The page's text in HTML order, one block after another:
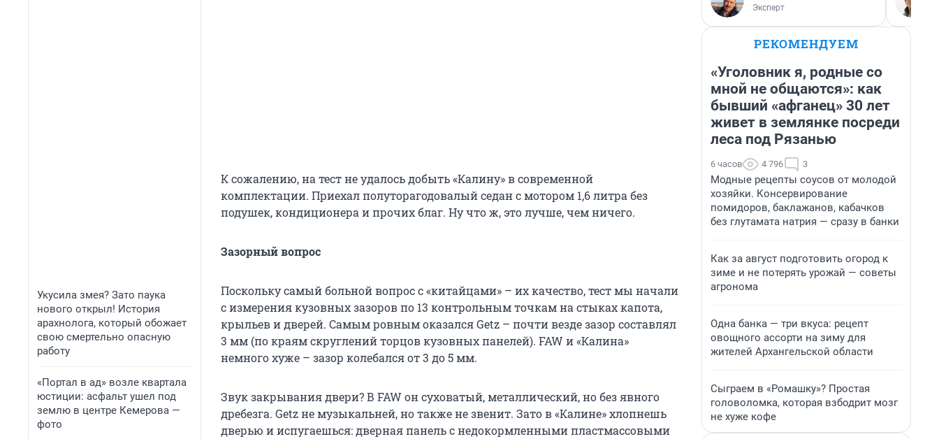
Укусила змея? Зато паука
нового открыл! История
арахнолога, который обожает
свою смертельно опасную
работу
«Портал в ад» возле квартала
юстиции: асфальт ушел под
землю в центре Кемерова —
фото
К сожалению, на тест не удалось добыть «Калину» в современной
комплектации. Приехал полуторагодовалый седан с мотором 1,6 литра без
подушек, кондиционера и прочих благ. Ну что ж, это лучше, чем ничего.
Зазорный вопрос
Поскольку самый больной вопрос с «китайцами» – их качество, тест мы начали
с измерения кузовных зазоров по 13 контрольным точкам на стыках капота,
крыльев и дверей. Самым ровным оказался Getz – почти везде зазор составлял
3 мм (по краям скруглений торцов кузовных панелей). FAW и «Калина»
немного хуже – зазор колебался от 3 до 5 мм.
Звук закрывания двери? В FAW он суховатый, металлический, но без явного
дребезга. Getz не музыкальней, но также не звенит. Зато в «Калине» хлопнешь
дверью и испугаешься: дверная панель с недокормленными пластмассовыми
Эксперт
РЕКОМЕНДУЕМ
«Уголовник я, родные со
мной не общаются»: как
бывший «афганец» 30 лет
живет в землянке посреди
леса под Рязанью
6 часов 4 796 3
Модные рецепты соусов от молодой
хозяйки. Консервирование
помидоров, баклажанов, кабачков
без глутамата натрия — сразу в банки
Как за август подготовить огород к
зиме и не потерять урожай — советы
агронома
Одна банка — три вкуса: рецепт
овощного ассорти на зиму для
жителей Архангельской области
Сыграем в «Ромашку»? Простая
головоломка, которая взбодрит мозг
не хуже кофе